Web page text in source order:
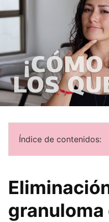
Índice de contenidos: